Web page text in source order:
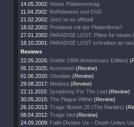
14.05.2002: Neuer Plattenvertrag
11.04.2002: ReReleases und DVD
21.02.2002: Jetzt ist es offiziell
18.02.2002: Probleme mit der Plattenfirma?
27.01.2002: PARADISE LOST: Pläne für neues
18.10.2001: PARADISE LOST schreiben an
Reviews
22.05.2026: Gothic (35th Anniversary Edition) (
05.10.2025: Ascension (Review)
01.06.2020: Obsidian (Review)
29.08.2017: Medusa (Review)
22.11.2015: Symphony For The Lost (Review)
30.05.2015: The Plague Within (Review)
26.10.2013: Tragic Illusion 25 (The Rarities) (
08.04.2012: Tragic Idol (Review)
24.09.2009: Faith Divides Us – Death Unites Us